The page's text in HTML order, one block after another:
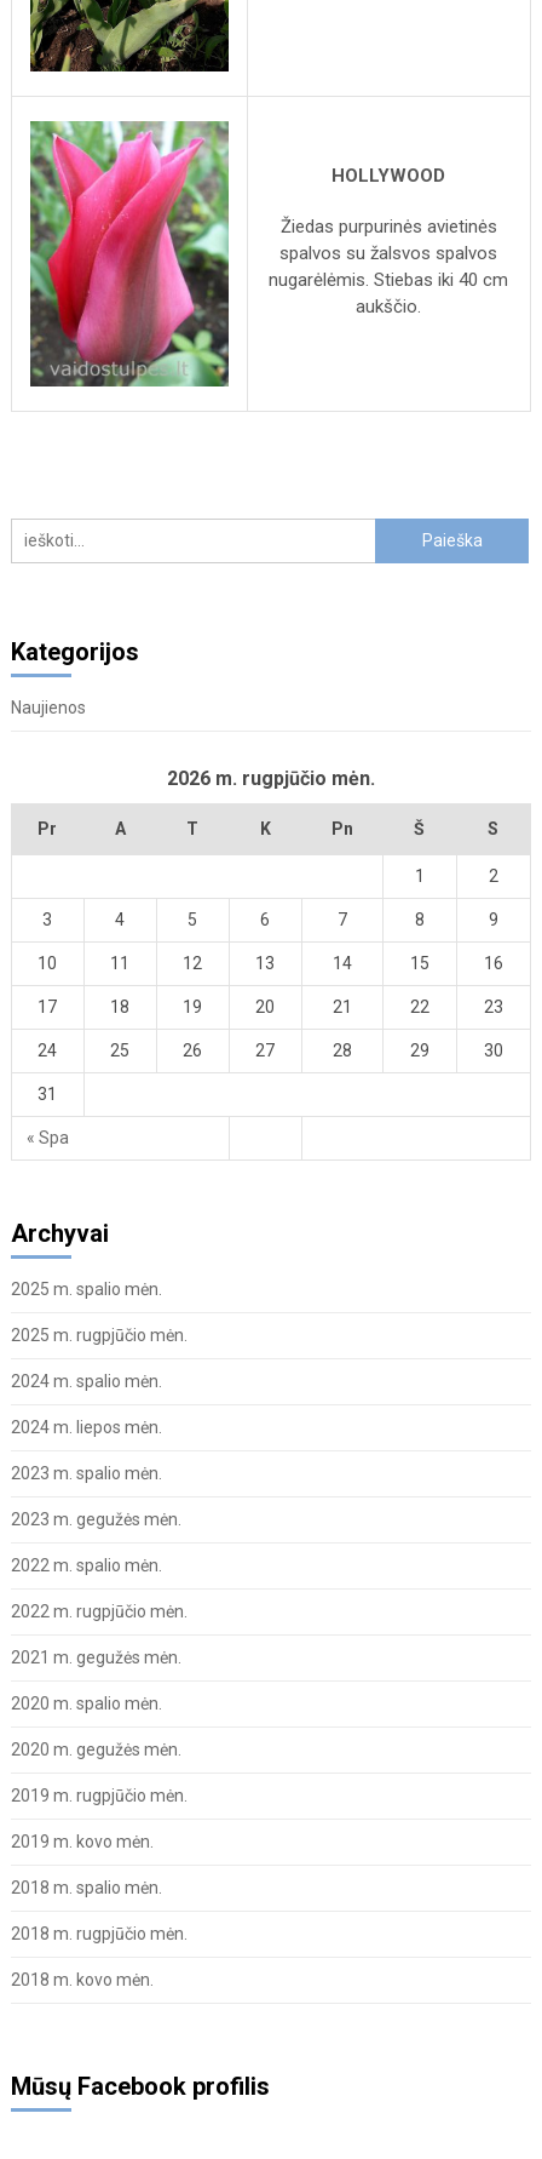
HOLLYWOOD
Žiedas purpurinės avietinės
spalvos su žalsvos spalvos
nugarėlėmis. Stiebas iki 40 cm
aukščio.
Kategorijos
Naujienos
2026 m. rugpjūčio mėn.
Pr A T K Pn Š S
« Spa
1 2
3 4 5 6 7 8 9
10 11 12 13 14 15 16
17 18 19 20 21 22 23
24 25 26 27 28 29 30
31
Archyvai
2025 m. spalio mėn.
2025 m. rugpjūčio mėn.
2024 m. spalio mėn.
2024 m. liepos mėn.
2023 m. spalio mėn.
2023 m. gegužės mėn.
2022 m. spalio mėn.
2022 m. rugpjūčio mėn.
2021 m. gegužės mėn.
2020 m. spalio mėn.
2020 m. gegužės mėn.
2019 m. rugpjūčio mėn.
2019 m. kovo mėn.
2018 m. spalio mėn.
2018 m. rugpjūčio mėn.
2018 m. kovo mėn.
Mūsų Facebook profilis